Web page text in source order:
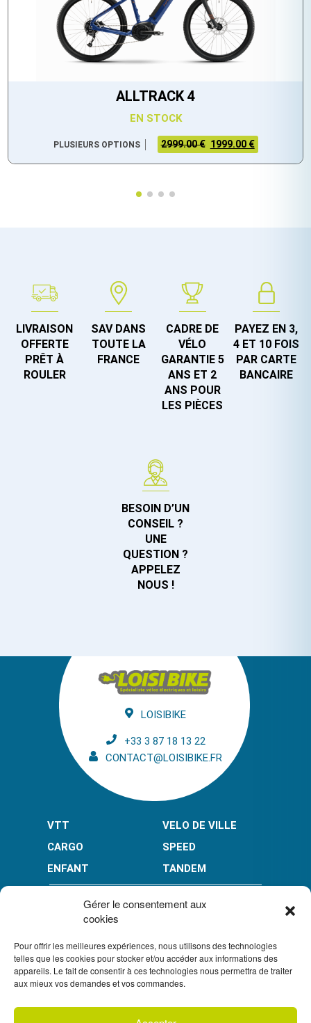
Gérer le consentement aux
cookies
Pour offrir les meilleures expériences, nous utilisons des technologies
telles que les cookies pour stocker et/ou accéder aux informations des
appareils. Le fait de consentir à ces technologies nous permettra de traiter
aux mieux vos demandes et vos commandes.
ALLTRACK 4
EN STOCK
PLUSIEURS OPTIONS 2999.00 € 1999.00 €
LIVRAISON
OFFERTE
PRÊT À
ROULER
SAV DANS
TOUTE LA
FRANCE
CADRE DE
VÉLO
GARANTIE 5
ANS ET 2
ANS POUR
LES PIÈCES
PAYEZ EN 3,
4 ET 10 FOIS
PAR CARTE
BANCAIRE
BESOIN D’UN
CONSEIL ?
UNE
QUESTION ?
APPELEZ
NOUS !
LOISIBIKE
+33 3 87 18 13 22
CONTACT@LOISIBIKE.FR
VTT
VELO DE VILLE
CARGO
SPEED
ENFANT
TANDEM
PAIEMENT EN PLUSIEURS FOIS* :
LIMITÉ À 3000 € POUR LE 10X. LIMITÉ À 6000 € POUR LE 3X ET 4X.
CONDITION GÉNÉRALES DE VENTE
POLITIQUE DE CONFIDENTIALITÉ